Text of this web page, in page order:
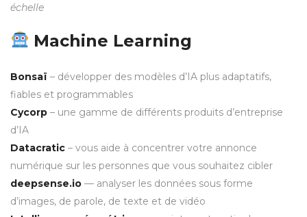
échelle
Machine Learning
Bonsaï – développer des modèles d’IA plus adaptatifs,
fiables et programmables
Cycorp – une gamme de différents produits d’entreprise
d’IA
Datacratic – vous aide à concentrer votre annonce
numérique sur les personnes que vous souhaitez cibler
deepsense.io — analyser les données sous forme
d’images, de parole, de texte et de vidéo